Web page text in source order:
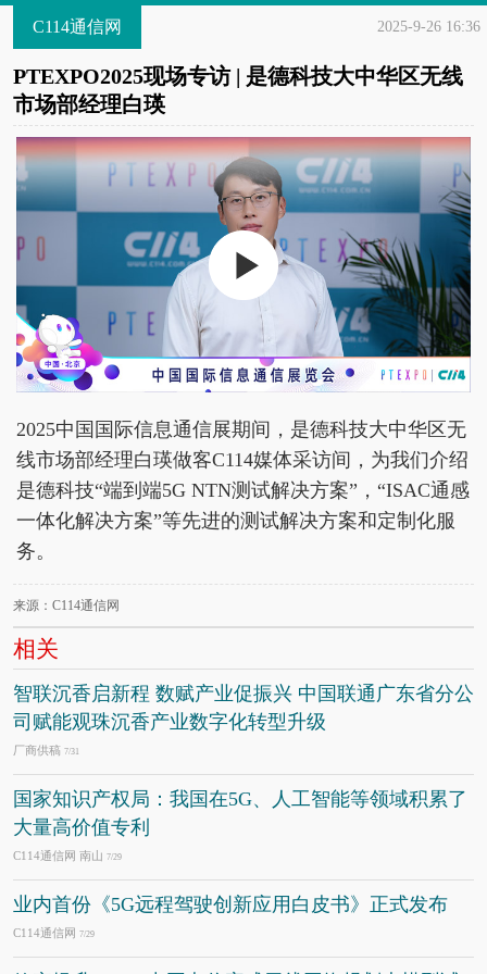
C114通信网 2025-9-26 16:36
PTEXPO2025现场专访 | 是德科技大中华区无线
市场部经理白瑛
2025中国国际信息通信展期间，是德科技大中华区无
线市场部经理白瑛做客C114媒体采访间，为我们介绍
是德科技“端到端5G NTN测试解决方案”，“ISAC通感
一体化解决方案”等先进的测试解决方案和定制化服
务。
来源：C114通信网
相关
智联沉香启新程 数赋产业促振兴 中国联通广东省分公
司赋能观珠沉香产业数字化转型升级
厂商供稿 7/31
国家知识产权局：我国在5G、人工智能等领域积累了
大量高价值专利
C114通信网 南山 7/29
业内首份《5G远程驾驶创新应用白皮书》正式发布
C114通信网 7/29